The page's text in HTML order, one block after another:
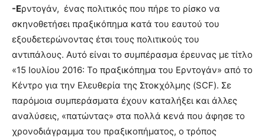
-Ερντογάν, ένας πολιτικός που πήρε το ρίσκο να
σκηνοθετήσει πραξικόπημα κατά του εαυτού του
εξουδετερώνοντας έτσι τους πολιτικούς του
αντιπάλους. Αυτό είναι το συμπέρασμα έρευνας με τίτλο
«15 Ιουλίου 2016: Το πραξικόπημα του Ερντογάν» από το
Κέντρο για την Ελευθερία της Στοκχόλμης (SCF). Σε
παρόμοια συμπεράσματα έχουν καταλήξει και άλλες
αναλύσεις, «πατώντας» στα πολλά κενά που άφησε το
χρονοδιάγραμμα του πραξικοπήματος, o τρόπος